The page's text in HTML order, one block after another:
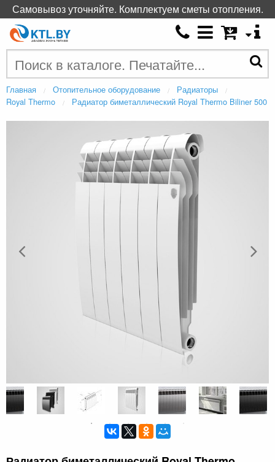
Главная Отопительное оборудование
Радиаторы
Royal Thermo
Радиатор биметаллический Royal Thermo Biliner 500
Самовывоз уточняйте. Комплектуем сметы отопления.